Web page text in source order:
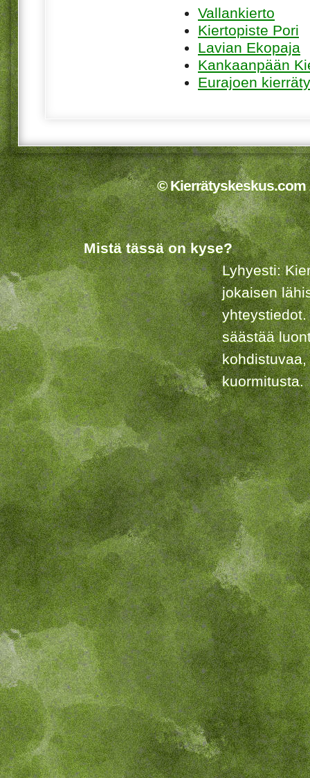
Vallankierto
Kiertopiste Pori
Lavian Ekopaja
Kankaanpään
Eurajoen
© Kierrätyskeskus.com
Mistä tässä on kyse?
Lyhyesti:
jokaisen
säästää
kuormitusta.